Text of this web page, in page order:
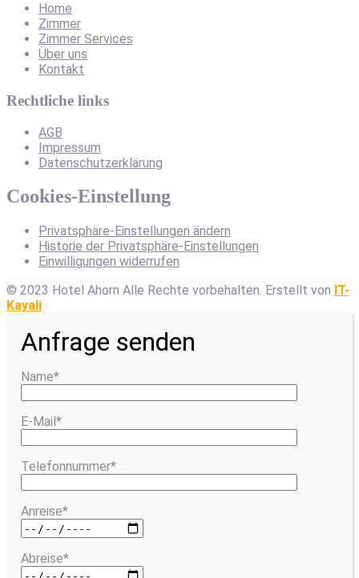
Home
Zimmer
Zimmer Services
Über uns
Kontakt
Rechtliche links
AGB
Impressum
Datenschutzerklärung
Cookies-Einstellung
Privatsphäre-Einstellungen ändern
Historie der Privatsphäre-Einstellungen
Einwilligungen widerrufen
© 2023 Hotel Ahorn Alle Rechte vorbehalten. Erstellt von IT-
Kayali
Anfrage senden
Name*
E-Mail*
Telefonnummer*
Anreise*
Abreise*